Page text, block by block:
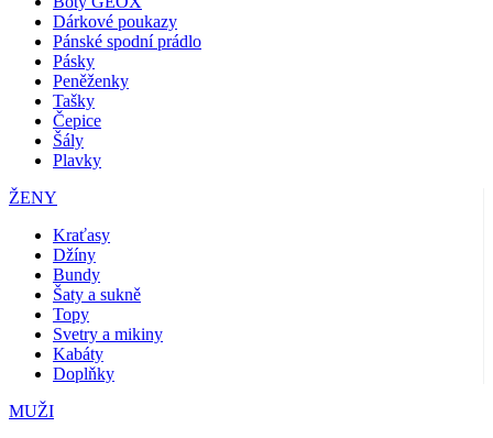
Dárkové poukazy
Pánské spodní prádlo
Pásky
Peněženky
Tašky
Čepice
Šály
Plavky
ŽENY
Kraťasy
Džíny
Bundy
Šaty a sukně
Topy
Svetry a mikiny
Kabáty
Doplňky
MUŽI